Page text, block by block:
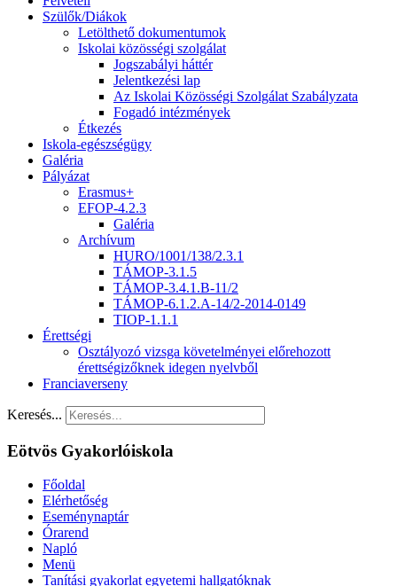
Szülők/Diákok
Letölthető dokumentumok
Iskolai közösségi szolgálat
Jogszabályi háttér
Jelentkezési lap
Az Iskolai Közösségi Szolgálat Szabályzata
Fogadó intézmények
Étkezés
Iskola-egészségügy
Galéria
Pályázat
Erasmus+
EFOP-4.2.3
Galéria
Archívum
HURO/1001/138/2.3.1
TÁMOP-3.1.5
TÁMOP-3.4.1.B-11/2
TÁMOP-6.1.2.A-14/2-2014-0149
TIOP-1.1.1
Érettségi
Osztályozó vizsga követelményei előrehozott
érettségizőknek idegen nyelvből
Franciaverseny
Keresés...
Eötvös Gyakorlóiskola
Főoldal
Elérhetőség
Eseménynaptár
Órarend
Napló
Menü
Tanítási gyakorlat egyetemi hallgatóknak